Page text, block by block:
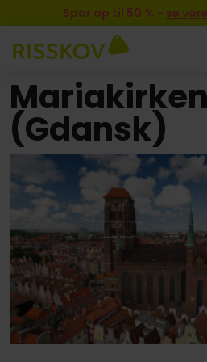
Spar op til 50 % - se
Mariakirken
(Gdansk)